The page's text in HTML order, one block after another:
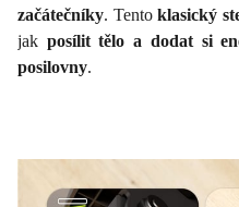
začátečníky. Tento klasický
jak posílit tělo a dodat si
posilovny.